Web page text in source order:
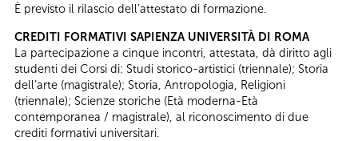
È previsto il rilascio dell’attestato di formazione.
CREDITI FORMATIVI SAPIENZA UNIVERSITÀ DI ROMA
La partecipazione a cinque incontri, attestata, dà diritto agli
studenti dei Corsi di: Studi storico-artistici (triennale); Storia
dell’arte (magistrale); Storia, Antropologia, Religioni
(triennale); Scienze storiche (Età moderna-Età
contemporanea / magistrale), al riconoscimento di due
crediti formativi universitari.